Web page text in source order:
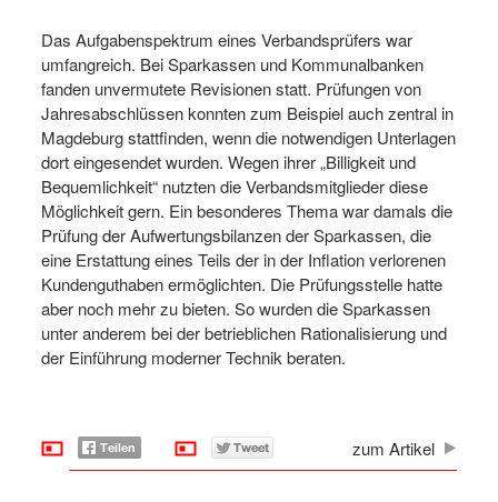
Das Aufgabenspektrum eines Verbandsprüfers war
umfangreich. Bei Sparkassen und Kommunalbanken
fanden unvermutete Revisionen statt. Prüfungen von
Jahresabschlüssen konnten zum Beispiel auch zentral in
Magdeburg stattfinden, wenn die notwendigen Unterlagen
dort eingesendet wurden. Wegen ihrer „Billigkeit und
Bequemlichkeit“ nutzten die Verbandsmitglieder diese
Möglichkeit gern. Ein besonderes Thema war damals die
Prüfung der Aufwertungsbilanzen der Sparkassen, die
eine Erstattung eines Teils der in der Inflation verlorenen
Kundenguthaben ermöglichten. Die Prüfungsstelle hatte
aber noch mehr zu bieten. So wurden die Sparkassen
unter anderem bei der betrieblichen Rationalisierung und
der Einführung moderner Technik beraten.
zum Artikel